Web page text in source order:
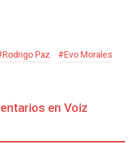
Rodrigo Paz #Evo Morales
en Voiz